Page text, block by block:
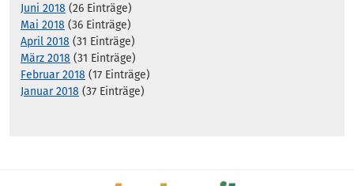
Juni 2018 (26 Einträge)
Mai 2018 (36 Einträge)
April 2018 (31 Einträge)
März 2018 (31 Einträge)
Februar 2018 (17 Einträge)
Januar 2018 (37 Einträge)